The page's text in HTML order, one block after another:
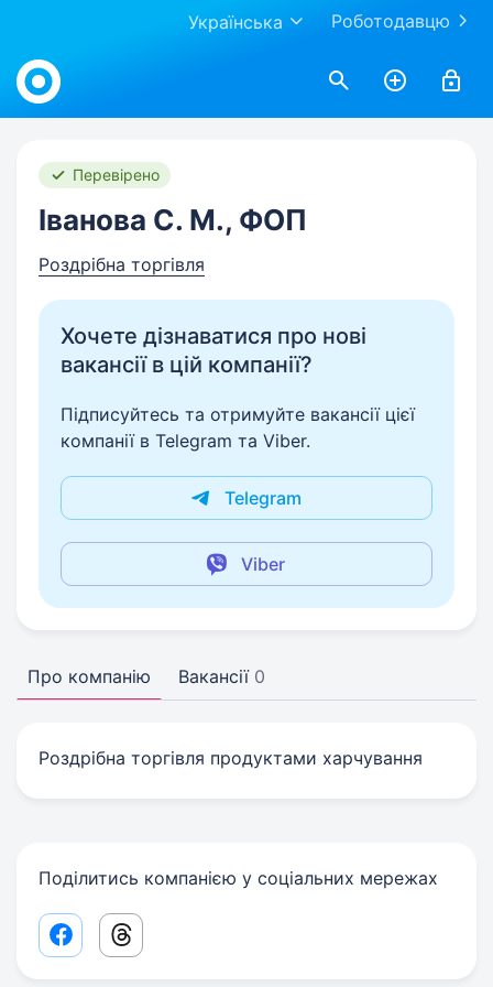
Роботодавцю
Українська
Work.ua
Перевірено
Іванова С. М., ФОП
Роздрібна торгівля
Хочете дізнаватися про нові
вакансії в цій компанії?
Підписуйтесь та отримуйте вакансії цієї
компанії в Telegram та Viber.
Telegram
Viber
Про компанію Вакансії 0
Роздрібна торгівля продуктами харчування
Поділитись компанією у соціальних мережах
Facebook share link
Threads share link